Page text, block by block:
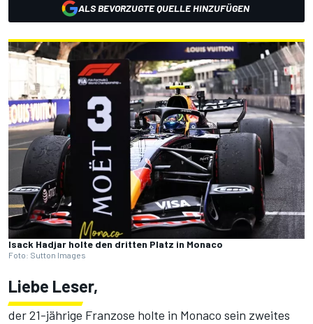
ALS BEVORZUGTE QUELLE HINZUFÜGEN
Isack Hadjar holte den dritten Platz in Monaco
Foto: Sutton Images
Liebe Leser,
der 21-jährige Franzose holte in Monaco sein zweites